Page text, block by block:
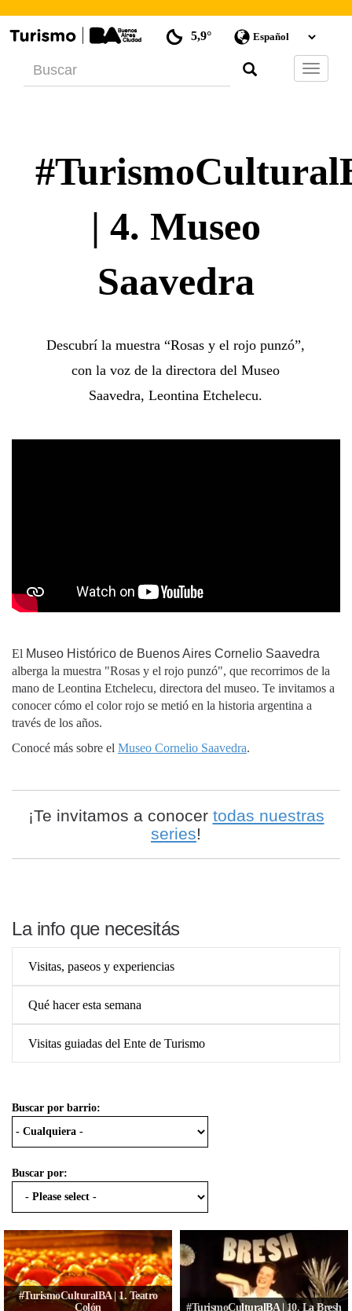
5,9°
Barra
de
| 4. Museo
Saavedra
Descubrí la muestra “Rosas y el rojo punzó”,
con la voz de la directora del Museo
Saavedra, Leontina Etchelecu.
El Museo Histórico de Buenos Aires Cornelio Saavedra
alberga la muestra "Rosas y el rojo punzó", que recorrimos de la
mano de Leontina Etchelecu, directora del museo. Te invitamos a
conocer cómo el color rojo se metió en la historia argentina a
través de los años.
Conocé más sobre el Museo Cornelio Saavedra.
¡Te invitamos a conocer todas nuestras
series!
La info que necesitás
Visitas, paseos y experiencias
Qué hacer esta semana
Visitas guiadas del Ente de Turismo
Buscar por barrio:
Buscar por:
#TurismoCulturalBA | 1. Teatro
Colón
#TurismoCulturalBA | 10. La Bresh